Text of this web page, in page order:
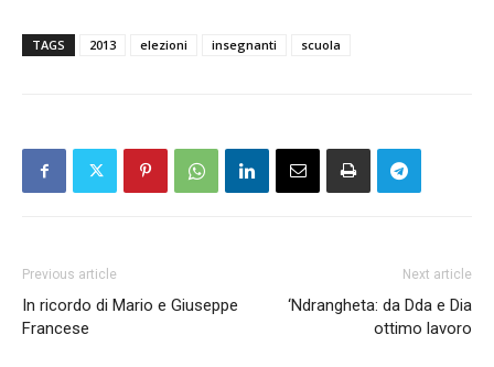
TAGS 2013 elezioni insegnanti scuola
Previous article
In ricordo di Mario e Giuseppe
Francese
Next article
‘Ndrangheta: da Dda e Dia
ottimo lavoro